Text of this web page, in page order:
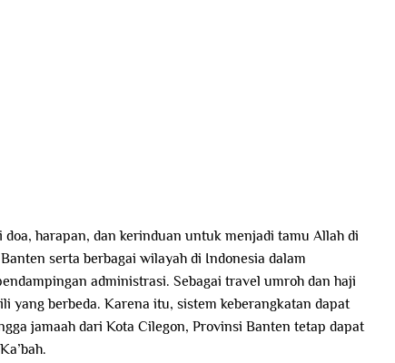
harapan, dan kerinduan untuk menjadi tamu Allah di
serta berbagai wilayah di Indonesia dalam
administrasi. Sebagai travel umroh dan haji
yang berbeda. Karena itu, sistem keberangkatan dapat
jamaah dari Kota Cilegon, Provinsi Banten tetap dapat